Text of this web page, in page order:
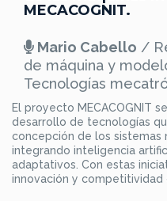
MECACOGNIT.
Mario Cabello /
de máquina y
Tecnologías
El proyecto MECACOGNIT
desarrollo de tecnologías
concepción de los sistemas
integrando inteligencia
adaptativos. Con estas
innovación y competitividad